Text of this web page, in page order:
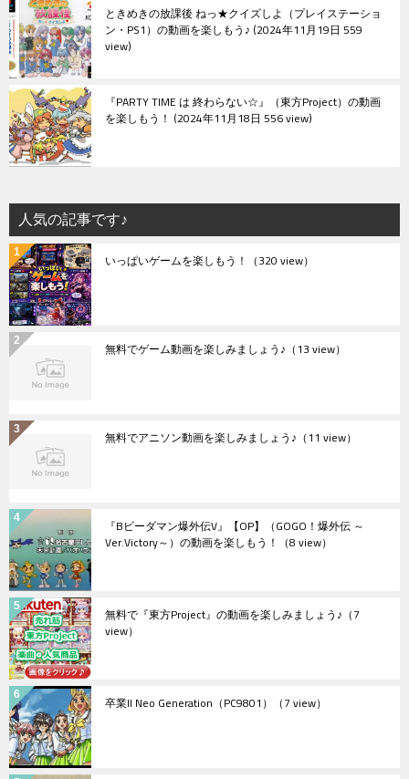
ときめきの放課後 ねっ★クイズしよ（プレイステーショ
ン・PS1）の動画を楽しもう♪ 2024年11月19日 559
view
『PARTY TIME は 終わらない☆』（東方Project）の動画
を楽しもう！ 2024年11月18日 556 view
人気の記事です♪
いっぱいゲームを楽しもう！ （320 view）
無料でゲーム動画を楽しみましょう♪ （13 view）
無料でアニソン動画を楽しみましょう♪ （11 view）
『Bビーダマン爆外伝V』【OP】（GOGO！爆外伝 ～
Ver.Victory～）の動画を楽しもう！ （8 view）
無料で『東方Project』の動画を楽しみましょう♪ （7
view）
卒業II Neo Generation（PC9801） （7 view）